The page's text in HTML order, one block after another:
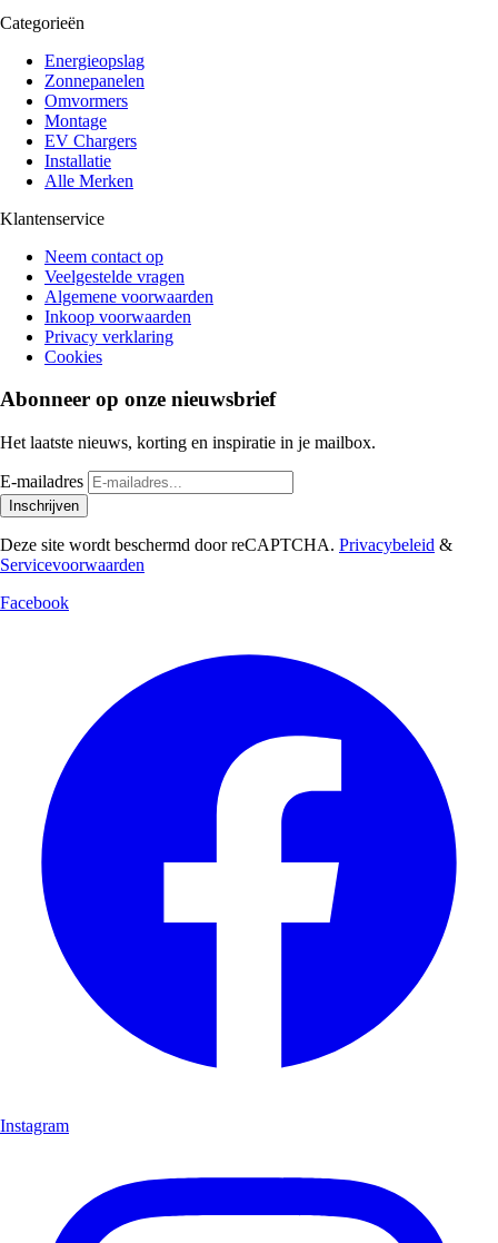
Categorieën
Energieopslag
Zonnepanelen
Omvormers
Montage
EV Chargers
Installatie
Alle Merken
Klantenservice
Neem contact op
Veelgestelde vragen
Algemene voorwaarden
Inkoop voorwaarden
Privacy verklaring
Cookies
Abonneer op onze nieuwsbrief
Het laatste nieuws, korting en inspiratie in je mailbox.
E-mailadres
Inschrijven
Deze site wordt beschermd door reCAPTCHA. Privacybeleid &
Servicevoorwaarden
Facebook
Instagram